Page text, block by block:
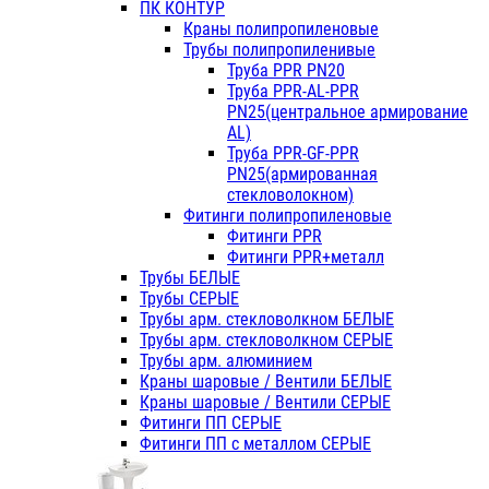
ПК КОНТУР
Краны полипропиленовые
Трубы полипропиленивые
Труба PPR PN20
Труба PPR-AL-PPR
PN25(центральное армирование
AL)
Труба PPR-GF-PPR
PN25(армированная
стекловолокном)
Фитинги полипропиленовые
Фитинги PPR
Фитинги PPR+металл
Трубы БЕЛЫЕ
Трубы СЕРЫЕ
Трубы арм. стекловолкном БЕЛЫЕ
Трубы арм. стекловолкном СЕРЫЕ
Трубы арм. алюминием
Краны шаровые / Вентили БЕЛЫЕ
Краны шаровые / Вентили СЕРЫЕ
Фитинги ПП СЕРЫЕ
Фитинги ПП с металлом СЕРЫЕ